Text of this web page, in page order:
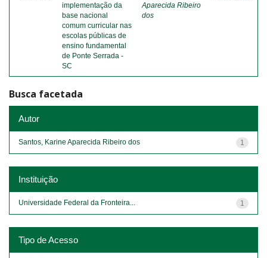
implementação da
base nacional
comum curricular nas
escolas públicas de
ensino fundamental
de Ponte Serrada -
SC
Aparecida Ribeiro
dos
Busca facetada
Autor
1
Santos, Karine Aparecida Ribeiro dos
Instituição
1
Universidade Federal da Fronteira...
Tipo de Acesso